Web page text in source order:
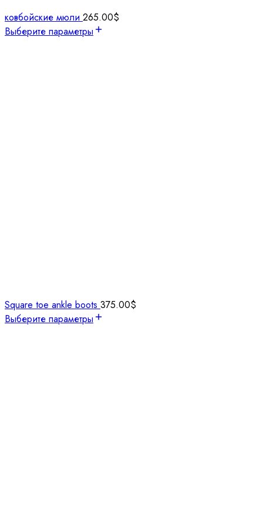
ковбойские мюли 265.00$
Выберите параметры
Square toe ankle boots 375.00$
Выберите параметры